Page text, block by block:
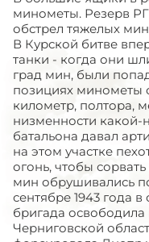
минометы. Резерв
обстрел тяжелых
В Курской битве
танки - когда они
град мин, были
позициях минометы
километр, полтора,
низменности какой-
батальона давал
на этом участке
огонь, чтобы
мин обрушивались
сентябре 1943 года
бригада освободила
Черниговской